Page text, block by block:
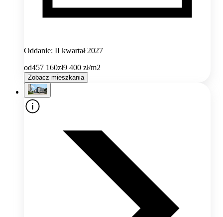
Oddanie: II kwartał 2027
od457 160zł9 400 zł/m2
Zobacz mieszkania